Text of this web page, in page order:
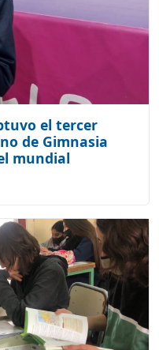
el tercer
de Gimnasia
mundial